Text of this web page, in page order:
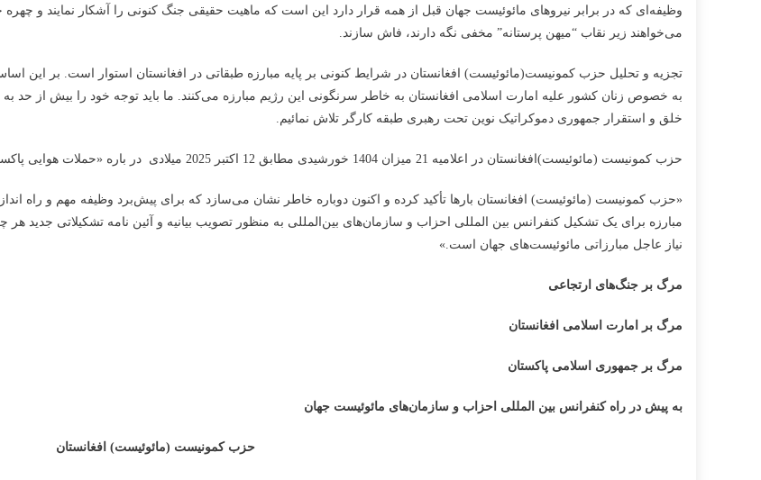
وظیفه‌ای که در برابر نیروهای مائوئیست جهان قبل از همه قرار دارد این است که ماهیت حقیقی جنگ کنونی را آشکار نمایند و چهره
می‌خواهند زیر نقاب “میهن پرستانه” مخفی نگه دارند، فاش سازند.
تجزیه و تحلیل حزب کمونیست(مائوئیست) افغانستان در شرایط کنونی بر پایه مبارزه طبقاتی در افغانستان استوار است. بر این
به خصوص زنان کشور علیه امارت اسلامی افغانستان به خاطر سرنگونی این رژیم مبارزه می‌کنند. ما باید توجه خود را بیش از حد
خلق و استقرار جمهوری دموکراتیک نوین تحت رهبری طبقه کارگر تلاش نمائیم.
حزب کمونیست (مائوئیست)افغانستان در اعلامیه 21 میزان 1404 خورشیدی مطابق 12 اکتبر 2025 میلادی در باره «حملات هوایی پاکستان به افغانستان» بر این موضوع چنین تاکید ورزید:
«حزب کمونیست (مائوئیست) افغانستان بارها تأکید کرده و اکنون دوباره خاطر نشان می‌سازد که برای پیش‌برد وظیفه مهم و راه
مبارزه برای یک تشکیل کنفرانس بین المللی احزاب و سازمان‌های بین‌المللی به منظور تصویب بیانیه و آئین نامه تشکیلاتی جدید
نیاز عاجل مبارزاتی مائوئیست‌های جهان است.»
مرگ بر جنگ‌های ارتجاعی
مرگ بر امارت اسلامی افغانستان
مرگ بر جمهوری اسلامی پاکستان
به پیش در راه کنفرانس بین المللی احزاب و سازمان‌های مائوئیست جهان
حزب کمونیست (مائوئیست) افغانستان